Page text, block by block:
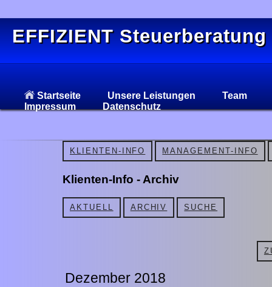
EFFIZIENT Steuerberatung
Startseite Unsere Leistungen
Team
Impressum
Datenschutz
KLIENTEN-INFO MANAGEMENT-INFO
Klienten-Info - Archiv
AKTUELL ARCHIV SUCHE
Dezember 2018